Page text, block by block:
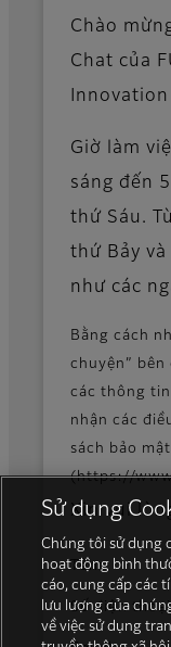
Sản phẩm
Hỗ trợ &
Về chúng
Tin tức
Tài khoản
Tập đoàn
Công ty
Sử dụng
Chúng tôi sử dụng
hoạt động bình
cáo, cung cấp các
lưu lượng của
về việc sử dụng
Chào
Chat của
Giờ làm
sáng đến
thứ Sáu.
thứ Bảy và
như các
Bằng cách
chuyện”
các thông tin
nhận các
sách bảo
(https://
Xin vui
Tên:
Số điện